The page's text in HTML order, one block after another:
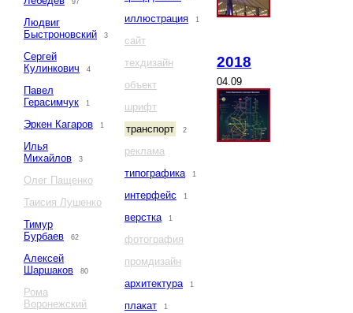
97
Людвиг
Быстроновский
3
Сергей
Кулинкович
4
Павел
Герасимчук
1
Эркен Кагаров 1
Илья
Михайлов
3
Олег Пащенко
Таисия Лушенко
Тимур
Бурбаев
62
Алексей
Шаршаков
80
Рома
Воронежский
иллюстрация 1
сайт
техдизайн
объект
шрифт
транспорт
2
реклама
типографика
1
интерфейс 1
верстка 1
фотография
промдизайн
архитектура
1
плакат 1
2018
04.09